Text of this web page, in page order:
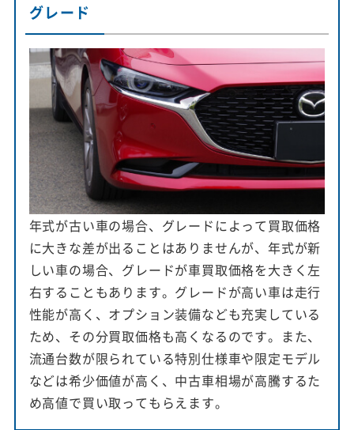
グレード
年式が古い車の場合、グレードによって買取価格
に大きな差が出ることはありませんが、年式が新
しい車の場合、グレードが車買取価格を大きく左
右することもあります。グレードが高い車は走行
性能が高く、オプション装備なども充実している
ため、その分買取価格も高くなるのです。また、
流通台数が限られている特別仕様車や限定モデル
などは希少価値が高く、中古車相場が高騰するた
め高値で買い取ってもらえます。